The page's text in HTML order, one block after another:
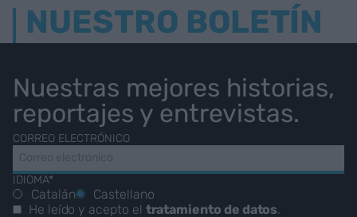
NUESTRO BOLETÍN
Nuestras mejores historias,
reportajes y entrevistas.
CORREO ELECTRÓNICO
IDIOMA*
Catalán
Castellano
He leído y acepto el tratamiento de datos